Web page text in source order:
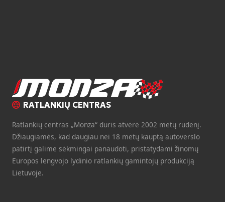
RATLANKIŲ CENTRAS
Ratlankių centras „Monza“ duris atvėrė 2002 metų rudenį.
Džiaugiamės, kad daugiau nei 18 metų kauptą autoverslo
patirtį galime sėkmingai panaudoti, pristatydami žinomų
Europos lengvojo lydinio ratlankių gamintojų produkciją
Lietuvoje.